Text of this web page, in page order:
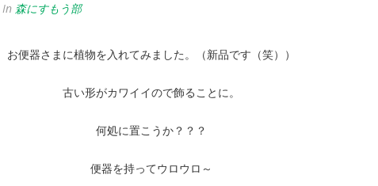
In 森にすもう部
お便器さまに植物を入れてみました。（新品です（笑））
古い形がカワイイので飾ることに。
何処に置こうか？？？
便器を持ってウロウロ～